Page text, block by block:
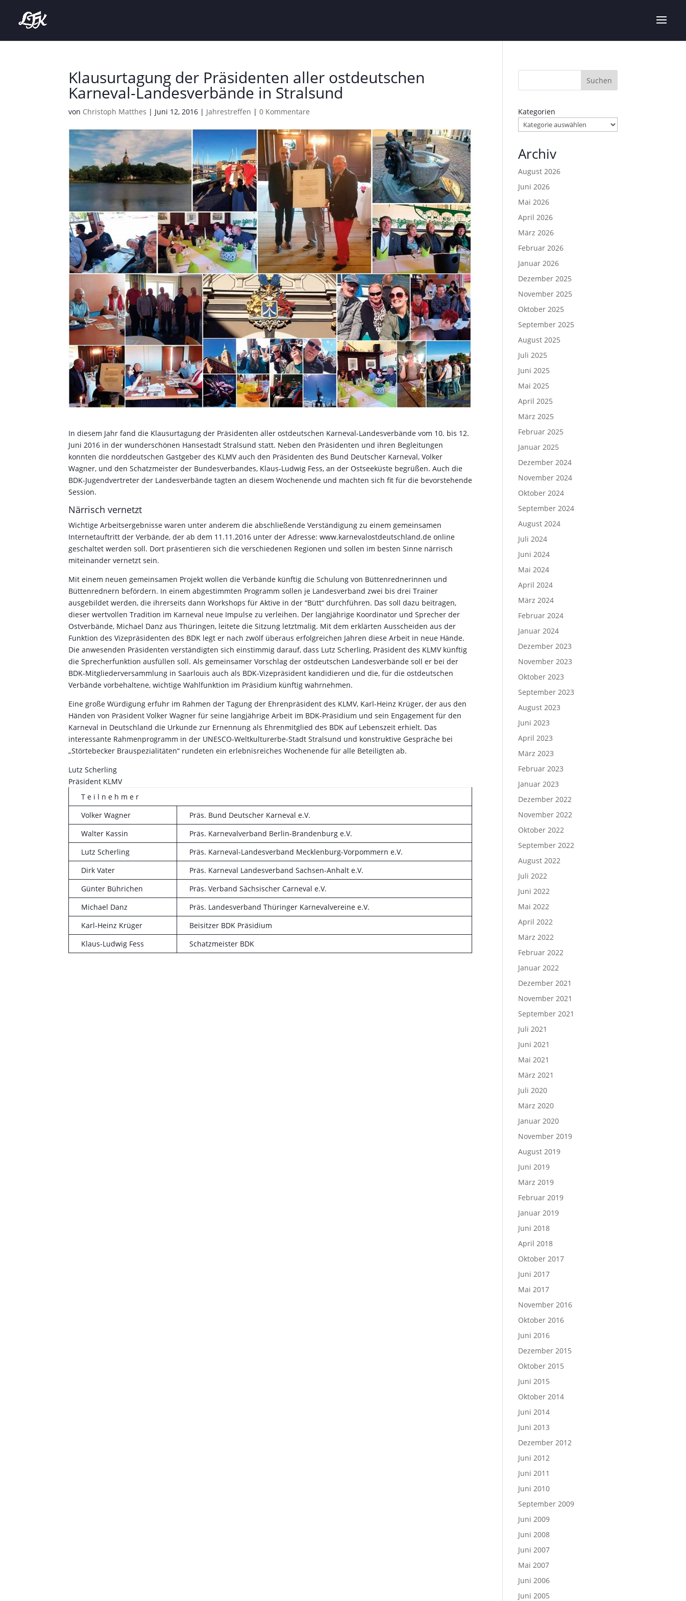
Klausurtagung der Präsidenten aller ostdeutschen
Karneval-Landesverbände in Stralsund
von Christoph Matthes | Juni 12, 2016 | Jahrestreffen |0 Kommentare
In diesem Jahr fand die Klausurtagung der Präsidenten aller ostdeutschen Karneval-Landesverbände vom 10. bis 12.
Juni 2016 in der wunderschönen Hansestadt Stralsund statt. Neben den Präsidenten und ihren Begleitungen
konnten die norddeutschen Gastgeber des KLMV auch den Präsidenten des Bund Deutscher Karneval, Volker
Wagner, und den Schatzmeister der Bundesverbandes, Klaus-Ludwig Fess, an der Ostseeküste begrüßen. Auch die
BDK-Jugendvertreter der Landesverbände tagten an diesem Wochenende und machten sich fit für die bevorstehende
Session.
Närrisch vernetzt
Wichtige Arbeitsergebnisse waren unter anderem die abschließende Verständigung zu einem gemeinsamen
Internetauftritt der Verbände, der ab dem 11.11.2016 unter der Adresse: www.karnevalostdeutschland.de online
geschaltet werden soll. Dort präsentieren sich die verschiedenen Regionen und sollen im besten Sinne närrisch
miteinander vernetzt sein.
Mit einem neuen gemeinsamen Projekt wollen die Verbände künftig die Schulung von Büttenrednerinnen und
Büttenrednern befördern. In einem abgestimmten Programm sollen je Landesverband zwei bis drei Trainer
ausgebildet werden, die ihrerseits dann Workshops für Aktive in der “Bütt“ durchführen. Das soll dazu beitragen,
dieser wertvollen Tradition im Karneval neue Impulse zu verleihen. Der langjährige Koordinator und Sprecher der
Ostverbände, Michael Danz aus Thüringen, leitete die Sitzung letztmalig. Mit dem erklärten Ausscheiden aus der
Funktion des Vizepräsidenten des BDK legt er nach zwölf überaus erfolgreichen Jahren diese Arbeit in neue Hände.
Die anwesenden Präsidenten verständigten sich einstimmig darauf, dass Lutz Scherling, Präsident des KLMV künftig
die Sprecherfunktion ausfüllen soll. Als gemeinsamer Vorschlag der ostdeutschen Landesverbände soll er bei der
BDK-Mitgliederversammlung in Saarlouis auch als BDK-Vizepräsident kandidieren und die, für die ostdeutschen
Verbände vorbehaltene, wichtige Wahlfunktion im Präsidium künftig wahrnehmen.
Eine große Würdigung erfuhr im Rahmen der Tagung der Ehrenpräsident des KLMV, Karl-Heinz Krüger, der aus den
Händen von Präsident Volker Wagner für seine langjährige Arbeit im BDK-Präsidium und sein Engagement für den
Karneval in Deutschland die Urkunde zur Ernennung als Ehrenmitglied des BDK auf Lebenszeit erhielt. Das
interessante Rahmenprogramm in der UNESCO-Weltkulturerbe-Stadt Stralsund und konstruktive Gespräche bei
„Störtebecker Brauspezialitäten“ rundeten ein erlebnisreiches Wochenende für alle Beteiligten ab.
Lutz Scherling
Präsident KLMV
T e i l n e h m e r
Volker Wagner
Präs. Bund Deutscher Karneval e.V.
Walter Kassin
Präs. Karnevalverband Berlin-Brandenburg e.V.
Lutz Scherling
Präs. Karneval-Landesverband Mecklenburg-Vorpommern e.V.
Dirk Vater
Präs. Karneval Landesverband Sachsen-Anhalt e.V.
Günter Bührichen
Präs. Verband Sächsischer Carneval e.V.
Michael Danz
Präs. Landesverband Thüringer Karnevalvereine e.V.
Karl-Heinz Krüger
Beisitzer BDK Präsidium
Klaus-Ludwig Fess
Schatzmeister BDK
Suchen
Kategorien
Archiv
August 2026
Juni 2026
Mai 2026
April 2026
März 2026
Februar 2026
Januar 2026
Dezember 2025
November 2025
Oktober 2025
September 2025
August 2025
Juli 2025
Juni 2025
Mai 2025
April 2025
März 2025
Februar 2025
Januar 2025
Dezember 2024
November 2024
Oktober 2024
September 2024
August 2024
Juli 2024
Juni 2024
Mai 2024
April 2024
März 2024
Februar 2024
Januar 2024
Dezember 2023
November 2023
Oktober 2023
September 2023
August 2023
Juni 2023
April 2023
März 2023
Februar 2023
Januar 2023
Dezember 2022
November 2022
Oktober 2022
September 2022
August 2022
Juli 2022
Juni 2022
Mai 2022
April 2022
März 2022
Februar 2022
Januar 2022
Dezember 2021
November 2021
September 2021
Juli 2021
Juni 2021
Mai 2021
März 2021
Juli 2020
März 2020
Januar 2020
November 2019
August 2019
Juni 2019
März 2019
Februar 2019
Januar 2019
Juni 2018
April 2018
Oktober 2017
Juni 2017
Mai 2017
November 2016
Oktober 2016
Juni 2016
Dezember 2015
Oktober 2015
Juni 2015
Oktober 2014
Juni 2014
Juni 2013
Dezember 2012
Juni 2012
Juni 2011
Juni 2010
September 2009
Juni 2009
Juni 2008
Juni 2007
Mai 2007
Juni 2006
Juni 2005